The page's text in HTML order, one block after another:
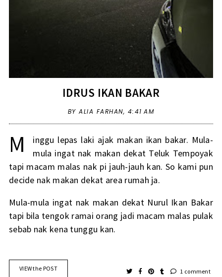
IDRUS IKAN BAKAR
BY ALIA FARHAN, 4:41 AM
M
inggu lepas laki ajak makan ikan bakar. Mula-
mula ingat nak makan dekat Teluk Tempoyak
tapi macam malas nak pi jauh-jauh kan. So kami pun
decide nak makan dekat area rumah ja.
Mula-mula ingat nak makan dekat Nurul Ikan Bakar
tapi bila tengok ramai orang jadi macam malas pulak
sebab nak kena tunggu kan.
VIEW the POST 1 comment